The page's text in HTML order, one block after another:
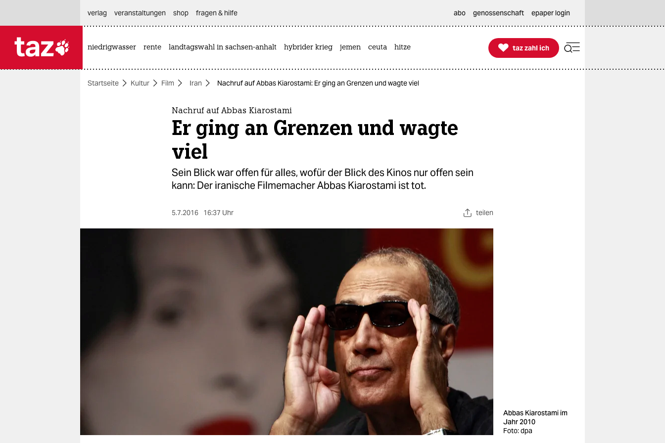
themen
verlag
veranstaltungen shop fragen & hilfe abo genossenschaft epaper login
niedrigwasser rente landtagswahl in sachsen-anhalt hybrider krieg jemen ceuta hitze 
taz zahl ich
taz zahl ich
Startseite Kultur Film Iran Nachruf auf Abbas Kiarostami: Er ging an Grenzen und wagte viel
Nachruf auf Abbas Kiarostami
Er ging an Grenzen und wagte
viel
Sein Blick war offen für alles, wofür der Blick des Kinos nur offen sein
kann: Der iranische Filmemacher Abbas Kiarostami ist tot.
5.7.2016 16:37 Uhr teilen
Abbas Kiarostami im
Jahr 2010
Foto: dpa